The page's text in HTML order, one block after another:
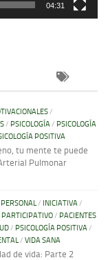
04:31
/
/ PSICOLOGÍA / PSICOLOGÍA
POSITIVA
tu mente te puede
Pulmonar
/ INICIATIVA /
PARTICIPATIVO / PACIENTES
/ PSICOLOGÍA POSITIVA /
/ VIDA SANA
de vida: Parte 2